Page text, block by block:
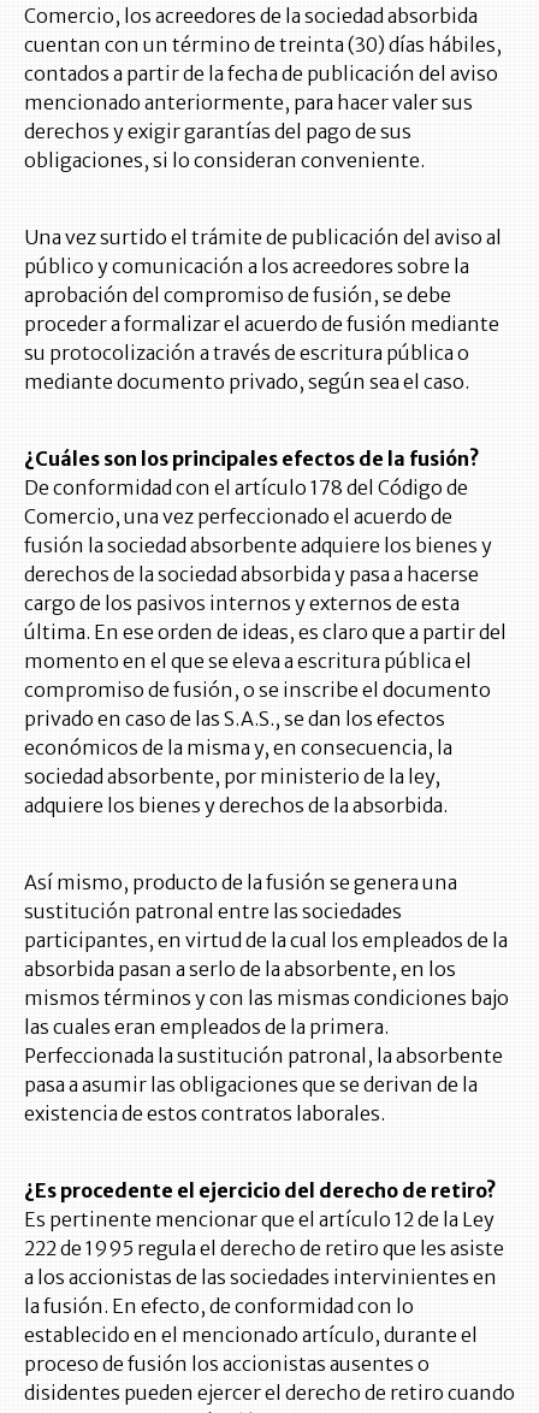
Comercio, los acreedores de la sociedad absorbida
cuentan con un término de treinta (30) días hábiles,
contados a partir de la fecha de publicación del aviso
mencionado anteriormente, para hacer valer sus
derechos y exigir garantías del pago de sus
obligaciones, si lo consideran conveniente.
Una vez surtido el trámite de publicación del aviso al
público y comunicación a los acreedores sobre la
aprobación del compromiso de fusión, se debe
proceder a formalizar el acuerdo de fusión mediante
su protocolización a través de escritura pública o
mediante documento privado, según sea el caso.
¿Cuáles son los principales efectos de la fusión?
De conformidad con el artículo 178 del Código de
Comercio, una vez perfeccionado el acuerdo de
fusión la sociedad absorbente adquiere los bienes y
derechos de la sociedad absorbida y pasa a hacerse
cargo de los pasivos internos y externos de esta
última. En ese orden de ideas, es claro que a partir del
momento en el que se eleva a escritura pública el
compromiso de fusión, o se inscribe el documento
privado en caso de las S.A.S., se dan los efectos
económicos de la misma y, en consecuencia, la
sociedad absorbente, por ministerio de la ley,
adquiere los bienes y derechos de la absorbida.
Así mismo, producto de la fusión se genera una
sustitución patronal entre las sociedades
participantes, en virtud de la cual los empleados de la
absorbida pasan a serlo de la absorbente, en los
mismos términos y con las mismas condiciones bajo
las cuales eran empleados de la primera.
Perfeccionada la sustitución patronal, la absorbente
pasa a asumir las obligaciones que se derivan de la
existencia de estos contratos laborales.
¿Es procedente el ejercicio del derecho de retiro?
Es pertinente mencionar que el artículo 12 de la Ley
222 de 1995 regula el derecho de retiro que les asiste
a los accionistas de las sociedades intervinientes en
la fusión. En efecto, de conformidad con lo
establecido en el mencionado artículo, durante el
proceso de fusión los accionistas ausentes o
disidentes pueden ejercer el derecho de retiro cuando